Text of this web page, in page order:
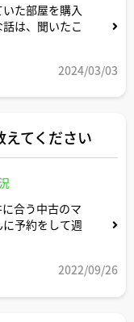
た部屋を購入
は、聞いたこ
2024/03/03
てください
合う中古のマ
予約をして週
ださい。2022/09/26